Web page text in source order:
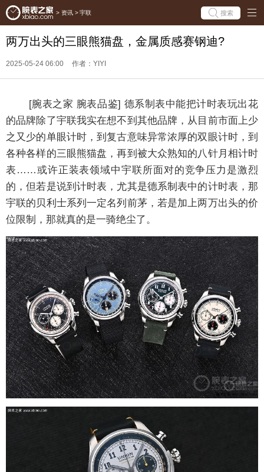
> 资讯 > 宇联 搜索
两万出头的三眼熊猫盘，金属质感赛钢迪?
2025-05-24 06:00 作者：YIYI
[腕表之家 腕表品鉴] 德系制表中能把计时表玩出花
的品牌除了宇联我实在想不到其他品牌，从目前市面上少
之又少的单眼计时，到复古意味异常浓厚的双眼计时，到
各种各样的三眼熊猫盘，再到被大众熟知的八针月相计时
表……或许正装表领域中宇联所面对的竞争压力是激烈
的，但若是说到计时表，尤其是德系制表中的计时表，那
宇联的贝利士系列一定名列前茅，若是加上两万出头的价
位限制，那就真的是一骑绝尘了。